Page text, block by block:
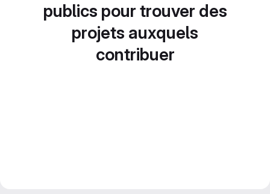
publics pour trouver des
projets auxquels
contribuer